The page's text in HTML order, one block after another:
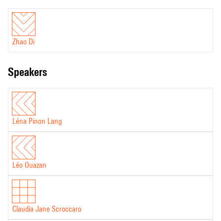
Zhao Di
speakers
Léna Pinon Lang
Léo Ouazan
Claudia Jane Scroccaro